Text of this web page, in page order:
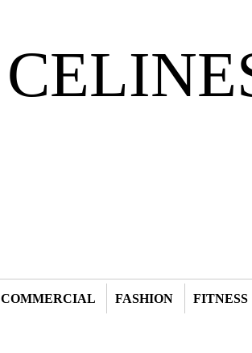
COMMERCIAL FASHION FITNESS